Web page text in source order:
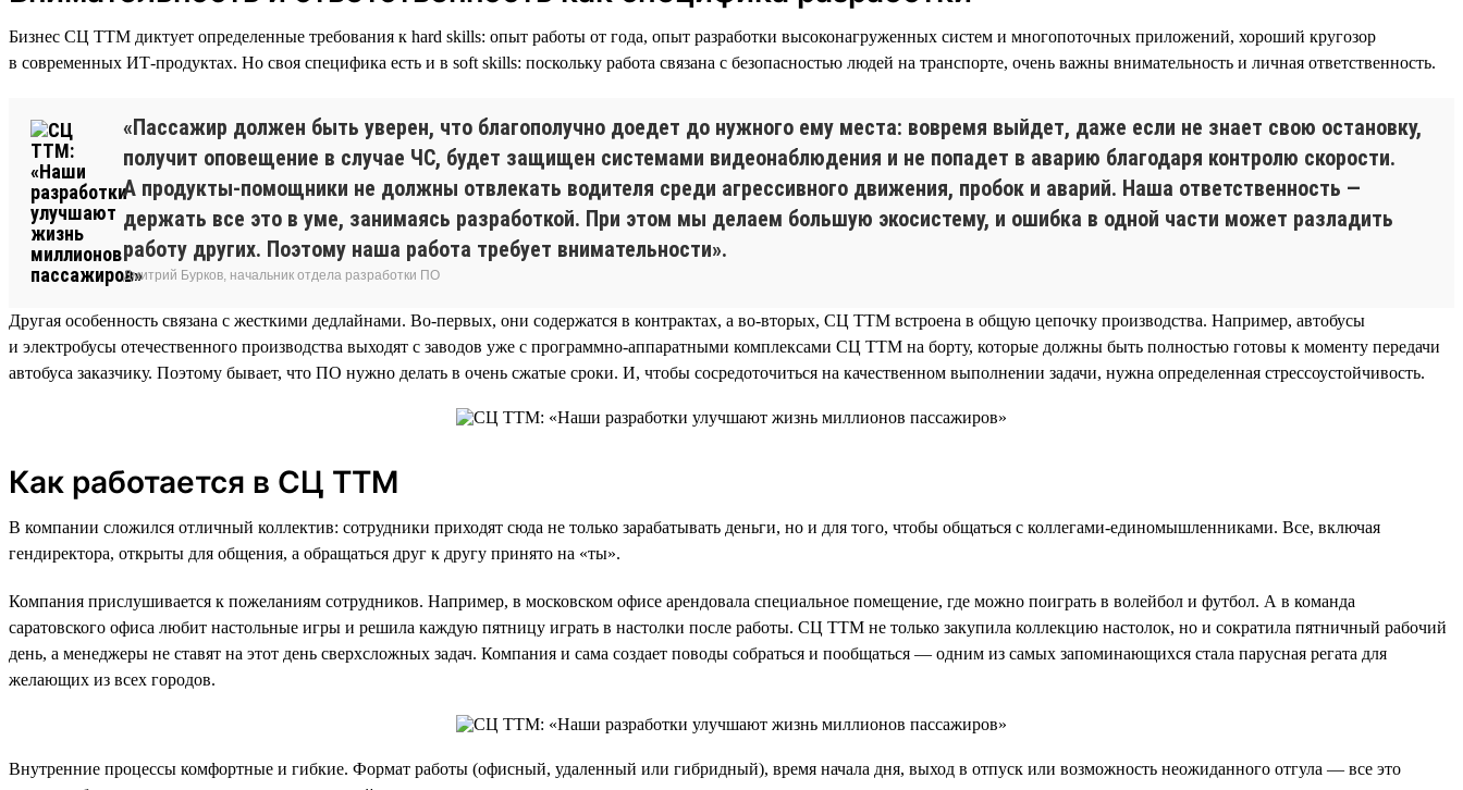
Бизнес СЦ ТТМ диктует определенные требования к hard skills: опыт работы от года, опыт разработки высоконагруженных систем и многопоточных приложений, хороший кругозор
в современных ИТ-продуктах. Но своя специфика есть и в soft skills: поскольку работа связана с безопасностью людей на транспорте, очень важны внимательность и личная ответственность.
«Пассажир должен быть уверен, что благополучно доедет до нужного ему места: вовремя выйдет, даже если не знает свою остановку,
получит оповещение в случае ЧС, будет защищен системами видеонаблюдения и не попадет в аварию благодаря контролю скорости.
А продукты-помощники не должны отвлекать водителя среди агрессивного движения, пробок и аварий. Наша ответственность —
держать все это в уме, занимаясь разработкой. При этом мы делаем большую экосистему, и ошибка в одной части может разладить
работу других. Поэтому наша работа требует внимательности».
Дмитрий Бурков, начальник отдела разработки ПО
Другая особенность связана с жесткими дедлайнами. Во-первых, они содержатся в контрактах, а во-вторых, СЦ ТТМ встроена в общую цепочку производства. Например, автобусы
и электробусы отечественного производства выходят с заводов уже с программно-аппаратными комплексами СЦ ТТМ на борту, которые должны быть полностью готовы к моменту передачи
автобуса заказчику. Поэтому бывает, что ПО нужно делать в очень сжатые сроки. И, чтобы сосредоточиться на качественном выполнении задачи, нужна определенная стрессоустойчивость.
Как работается в СЦ ТТМ
В компании сложился отличный коллектив: сотрудники приходят сюда не только зарабатывать деньги, но и для того, чтобы общаться с коллегами-единомышленниками. Все, включая
гендиректора, открыты для общения, а обращаться друг к другу принято на «ты».
Компания прислушивается к пожеланиям сотрудников. Например, в московском офисе арендовала специальное помещение, где можно поиграть в волейбол и футбол. А в команда
саратовского офиса любит настольные игры и решила каждую пятницу играть в настолки после работы. СЦ ТТМ не только закупила коллекцию настолок, но и сократила пятничный рабочий
день, а менеджеры не ставят на этот день сверхсложных задач. Компания и сама создает поводы собраться и пообщаться — одним из самых запоминающихся стала парусная регата для
желающих из всех городов.
Внутренние процессы комфортные и гибкие. Формат работы (офисный, удаленный или гибридный), время начала дня, выход в отпуск или возможность неожиданного отгула — все это